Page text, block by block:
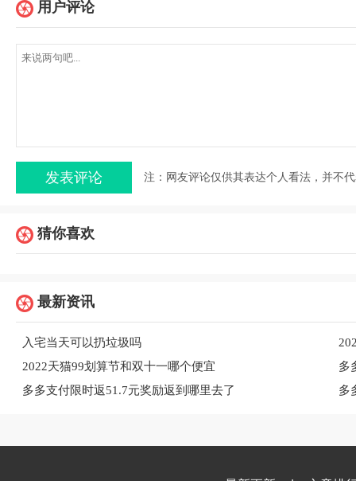
用户评论
注：网友评论仅供其表达个人看法，并不
猜你喜欢
最新资讯
入宅当天可以扔垃圾吗
2022天猫99划算节和双十一哪个便宜
多
多多支付限时返51.7元奖励返到哪里去了
多